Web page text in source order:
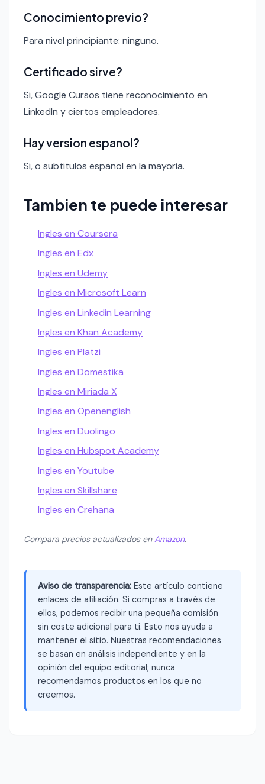
Conocimiento previo?
Para nivel principiante: ninguno.
Certificado sirve?
Si, Google Cursos tiene reconocimiento en
LinkedIn y ciertos empleadores.
Hay version espanol?
Si, o subtitulos espanol en la mayoria.
Tambien te puede interesar
Ingles en Coursera
Ingles en Edx
Ingles en Udemy
Ingles en Microsoft Learn
Ingles en Linkedin Learning
Ingles en Khan Academy
Ingles en Platzi
Ingles en Domestika
Ingles en Miriada X
Ingles en Openenglish
Ingles en Duolingo
Ingles en Hubspot Academy
Ingles en Youtube
Ingles en Skillshare
Ingles en Crehana
Compara precios actualizados enAmazon.
Aviso de transparencia: Este artículo contiene
enlaces de afiliación. Si compras a través de
ellos, podemos recibir una pequeña comisión
sin coste adicional para ti. Esto nos ayuda a
mantener el sitio. Nuestras recomendaciones
se basan en análisis independiente y en la
opinión del equipo editorial; nunca
recomendamos productos en los que no
creemos.